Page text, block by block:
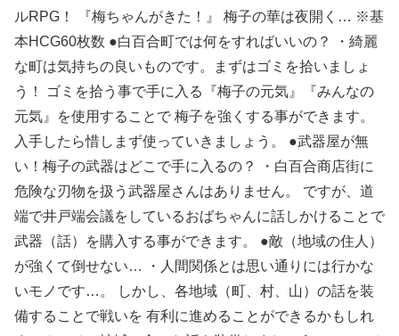
ルRPG！ 『梅ちゃんがきた！』 梅子の華は夜開く… ※基
本HCG60枚数 ●白百合町では何をすればいいの？ ・綺麗
な町は気持ちの良いものです。まずはゴミを拾いましょ
う！ ゴミを拾う事で手に入る『梅子の元気』『みんなの
元気』を使用することで 梅子を強くする事ができます。
入手したら惜しまず使っていきましょう。 ●武器屋が無
い！梅子の武器はどこで手に入るの？ ・白百合商店街に
危険な刃物を扱う武器屋さんはありません。 ですが、道
端で井戸端会議をしているおばちゃんに話しかけることで
武器（話）を購入する事ができます。 ●敵（地域の住人）
が強くて倒せない… ・人間関係とは思い通りには行かな
いモノです…。 しかし、各地域（町、村、山）の話を装
備することで戦いを 有利に進めることができるかもしれ